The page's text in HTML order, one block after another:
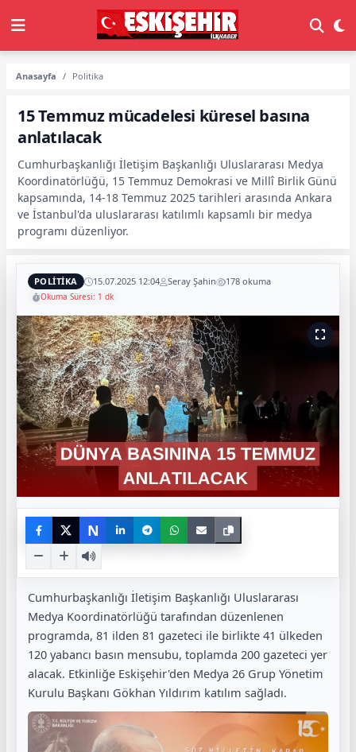
Anasayfa Politika
15 Temmuz mücadelesi küresel basına
anlatılacak
Cumhurbaşkanlığı İletişim Başkanlığı Uluslararası Medya
Koordinatörlüğü, 15 Temmuz Demokrasi ve Millî Birlik Günü
kapsamında, 14-18 Temmuz 2025 tarihleri arasında Ankara
ve İstanbul'da uluslararası katılımlı kapsamlı bir medya
programı düzenliyor.
POLITIKA 15.07.2025 12:04 Seray Şahin 178 okuma
Okuma Süresi: 1 dk
N
Cumhurbaşkanlığı İletişim Başkanlığı Uluslararası
Medya Koordinatörlüğü tarafından düzenlenen
programda, 81 ilden 81 gazeteci ile birlikte 41 ülkeden
120 yabancı basın mensubu, toplamda 200 gazeteci yer
alacak. Etkinliğe Eskişehir'den Medya 26 Grup Yönetim
Kurulu Başkanı Gökhan Yıldırım katılım sağladı.